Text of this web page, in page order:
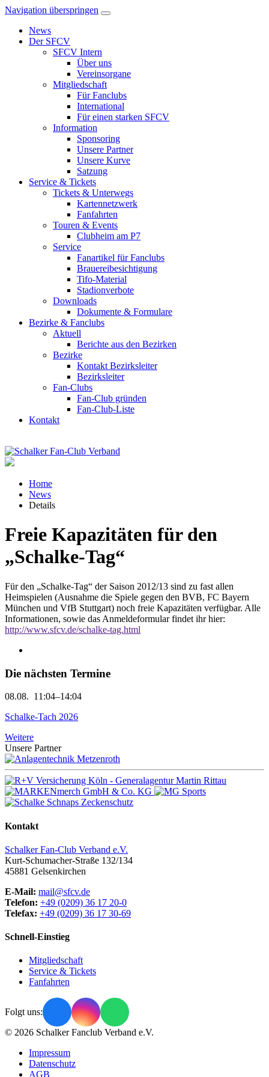
Navigation überspringen
News
Der SFCV
SFCV Intern
Über uns
Vereinsorgane
Mitgliedschaft
Für Fanclubs
International
Für einen starken SFCV
Information
Sponsoring
Unsere Partner
Unsere Kurve
Satzung
Service & Tickets
Tickets & Unterwegs
Kartennetzwerk
Fanfahrten
Touren & Events
Clubheim am P7
Service
Fanartikel für Fanclubs
Brauereibesichtigung
Tifo-Material
Stadionverbote
Downloads
Dokumente & Formulare
Bezirke & Fanclubs
Aktuell
Berichte aus den Bezirken
Bezirke
Kontakt Bezirksleiter
Bezirksleiter
Fan-Clubs
Fan-Club gründen
Fan-Club-Liste
Kontakt
Home
News
Details
Freie Kapazitäten für den
„Schalke-Tag“
Für den „Schalke-Tag“ der Saison 2012/13 sind zu fast allen
Heimspielen (Ausnahme die Spiele gegen den BVB, FC Bayern
München und VfB Stuttgart) noch freie Kapazitäten verfügbar. Alle
Informationen, sowie das Anmeldeformular findet ihr hier:
http://www.sfcv.de/schalke-tag.html
Die nächsten Termine
08.08. 11:04–14:04
Schalke-Tach 2026
Weitere
Unsere Partner
Kontakt
Schalker Fan-Club Verband e.V.
Kurt-Schumacher-Straße 132/134
45881 Gelsenkirchen
E-Mail: mail@sfcv.de
Telefon: +49 (0209) 36 17 20-0
Telefax: +49 (0209) 36 17 30-69
Schnell-Einstieg
Mitgliedschaft
Service & Tickets
Fanfahrten
Folgt uns:
© 2026 Schalker Fanclub Verband e.V.
Impressum
Datenschutz
AGB